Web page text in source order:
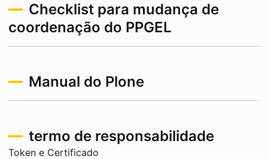
Checklist para mudança de
coordenação do PPGEL
Manual do Plone
termo de responsabilidade
Token e Certificado